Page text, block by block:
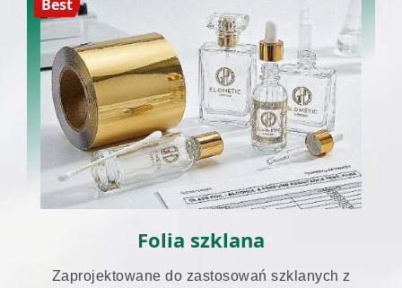
Best
Folia szklana
Zaprojektowane do zastosowań szklanych z